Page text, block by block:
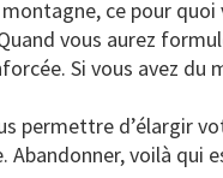
ce pour
vous aurez
Si vous avez du
permettre d’élargir
Abandonner, voilà